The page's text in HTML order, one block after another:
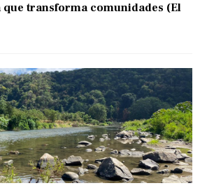
que transforma comunidades (El